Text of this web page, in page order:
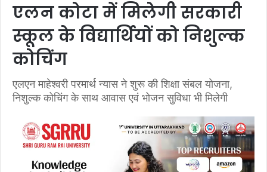
एलन कोटा में मिलेगी सरकारी
स्कूल के विद्यार्थियों को निशुल्क
कोचिंग
एलएन माहेश्वरी परमार्थ न्यास ने शुरू की शिक्षा संबल योजना,
निशुल्क कोचिंग के साथ आवास एवं भोजन सुविधा भी मिलेगी